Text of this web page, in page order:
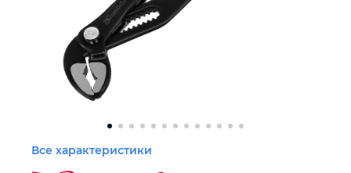
Силовое оборудование
Автомобильный инструмент
Прочий инструмент
Все характеристики